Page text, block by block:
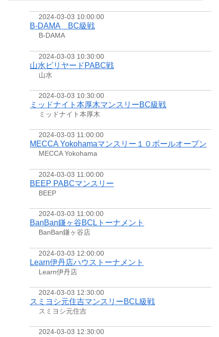
2024-03-03 10:00:00
B-DAMA BC級戦
B-DAMA
2024-03-03 10:30:00
山水ビリヤードPABC戦
山水
2024-03-03 10:30:00
ミッドナイト本厚木マンスリーBC級戦
ミッドナイト本厚木
2024-03-03 11:00:00
MECCA Yokohamaマンスリー１０ボールオープン
MECCA Yokohama
2024-03-03 11:00:00
BEEP PABCマンスリー
BEEP
2024-03-03 11:00:00
BanBan鎌ヶ谷BCLトーナメント
BanBan鎌ヶ谷店
2024-03-03 12:00:00
Learn伊丹店ハウストーナメント
Learn伊丹店
2024-03-03 12:30:00
スミヨシ元住吉マンスリーBCL級戦
スミヨシ元住吉
2024-03-03 12:30:00